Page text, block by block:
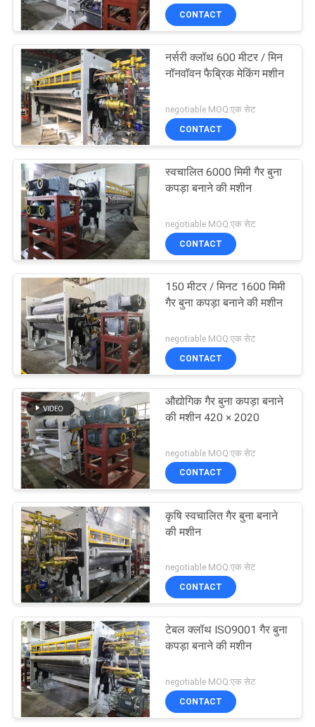
अनुरोध
करें
साइटमैप
PRIVACY
POLICY
कैलेंडर रोलर मशीन
फैब्रिक कैलेंडर मशीन
10
कपड़ा बनाने की मशीन
8
गैर बुना कपड़ा बनाने की
मशीन
एम्बॉसिंग रोलर
CONTACT
नर्सरी क्लॉथ 600 मीटर / मिन
नॉनवॉवन फैब्रिक मेकिंग मशीन
negotiable MOQ:एक सेट
CONTACT
स्वचालित 6000 मिमी गैर बुना
कपड़ा बनाने की मशीन
negotiable MOQ:एक सेट
CONTACT
150 मीटर / मिनट 1600 मिमी
गैर बुना कपड़ा बनाने की मशीन
negotiable MOQ:एक सेट
CONTACT
औद्योगिक गैर बुना कपड़ा बनाने
की मशीन 420 × 2020
negotiable MOQ:एक सेट
CONTACT
कृषि स्वचालित गैर बुना बनाने
की मशीन
negotiable MOQ:एक सेट
CONTACT
टेबल क्लॉथ ISO9001 गैर बुना
कपड़ा बनाने की मशीन
negotiable MOQ:एक सेट
CONTACT